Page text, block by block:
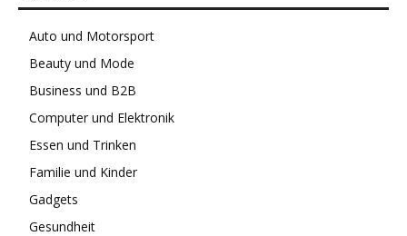
Auto und Motorsport
Beauty und Mode
Business und B2B
Computer und Elektronik
Essen und Trinken
Familie und Kinder
Gadgets
Gesundheit